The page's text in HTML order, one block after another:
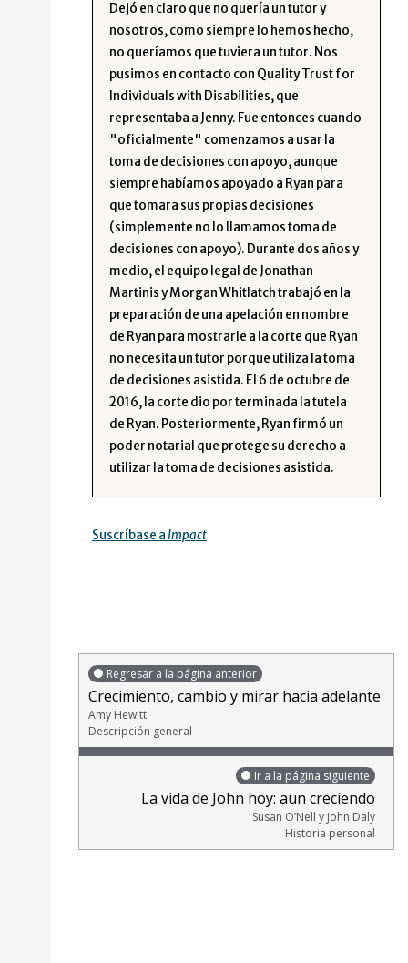
Dejó en claro que no quería un tutor y
nosotros, como siempre lo hemos hecho,
no queríamos que tuviera un tutor. Nos
pusimos en contacto con Quality Trust for
Individuals with Disabilities, que
representaba a Jenny. Fue entonces cuando
"oficialmente" comenzamos a usar la
toma de decisiones con apoyo, aunque
siempre habíamos apoyado a Ryan para
que tomara sus propias decisiones
(simplemente no lo llamamos toma de
decisiones con apoyo). Durante dos años y
medio, el equipo legal de Jonathan
Martinis y Morgan Whitlatch trabajó en la
preparación de una apelación en nombre
de Ryan para mostrarle a la corte que Ryan
no necesita un tutor porque utiliza la toma
de decisiones asistida. El 6 de octubre de
2016, la corte dio por terminada la tutela
de Ryan. Posteriormente, Ryan firmó un
poder notarial que protege su derecho a
utilizar la toma de decisiones asistida.
Suscríbase aImpact
Regresar a la página anterior
Crecimiento, cambio y mirar hacia adelante
Amy Hewitt
Descripción general
Ir a la página siguiente
La vida de John hoy: aun creciendo
Susan O’Nell y John Daly
Historia personal